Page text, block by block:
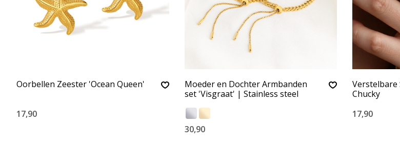
Oorbellen Zeester 'Ocean Queen'
17,90
Moeder en Dochter Armbanden
set 'Visgraat' | Stainless steel
30,90
Verstelbare
Chucky
17,90